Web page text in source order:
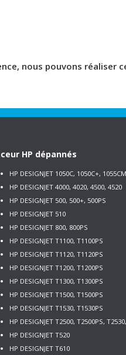
nous pouvons
HP dépannés
HP DESIGNJET 1050C, 1050C+, 1055CM
HP DESIGNJET 4000, 4020, 4500, 4520
HP DESIGNJET 500, 500+, 500PS
HP DESIGNJET 510
HP DESIGNJET 800, 800PS
HP DESIGNJET T1100, T1100PS
HP DESIGNJET T1120, T1120PS
HP DESIGNJET T1200, T1200PS
HP DESIGNJET T1300, T1300PS
HP DESIGNJET T1500, T1500PS
HP DESIGNJET T1530, T1530PS
HP DESIGNJET T2500, T2500PS,
HP DESIGNJET T520
HP DESIGNJET T610